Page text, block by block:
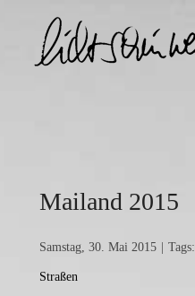
Inhalt
springen
Mailand 2015
Samstag, 30. Mai 2015 Tags:
Straßen